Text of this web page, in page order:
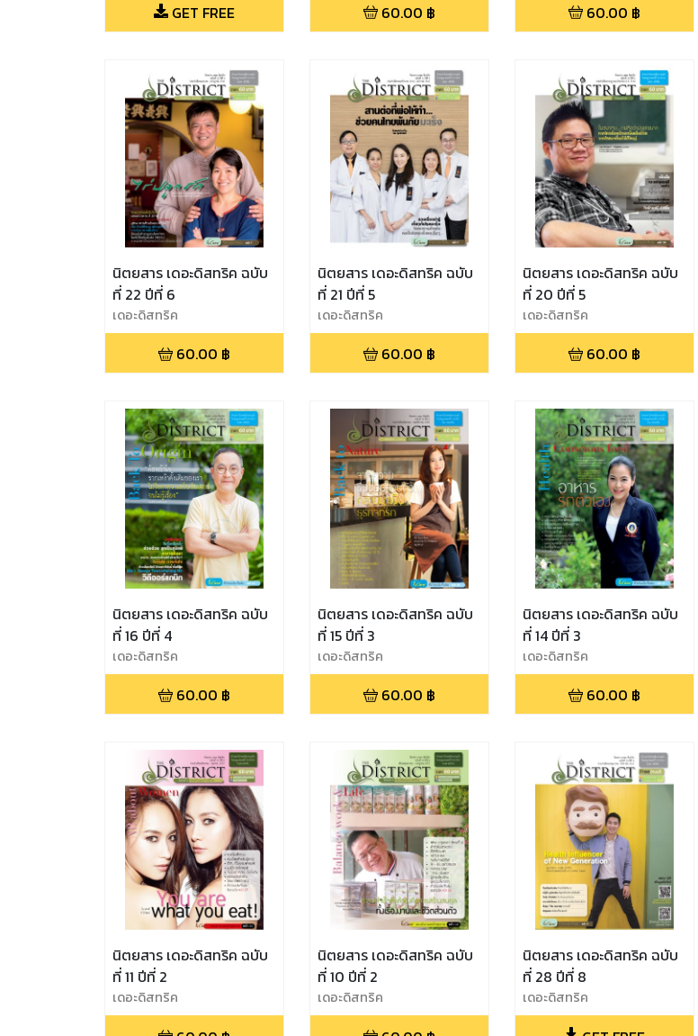
GET FREE 60.00 ฿ 60.00 ฿
นิตยสาร เดอะดิสทริค ฉบับ
ที่ 22 ปีที่ 6
เดอะดิสทริค
60.00 ฿
นิตยสาร เดอะดิสทริค ฉบับ
ที่ 21 ปีที่ 5
เดอะดิสทริค
60.00 ฿
นิตยสาร เดอะดิสทริค ฉบับ
ที่ 20 ปีที่ 5
เดอะดิสทริค
60.00 ฿
นิตยสาร เดอะดิสทริค ฉบับ
ที่ 16 ปีที่ 4
เดอะดิสทริค
60.00 ฿
นิตยสาร เดอะดิสทริค ฉบับ
ที่ 15 ปีที่ 3
เดอะดิสทริค
60.00 ฿
นิตยสาร เดอะดิสทริค ฉบับ
ที่ 14 ปีที่ 3
เดอะดิสทริค
60.00 ฿
นิตยสาร เดอะดิสทริค ฉบับ
ที่ 11 ปีที่ 2
เดอะดิสทริค
นิตยสาร เดอะดิสทริค ฉบับ
ที่ 10 ปีที่ 2
เดอะดิสทริค
นิตยสาร เดอะดิสทริค ฉบับ
ที่ 28 ปีที่ 8
เดอะดิสทริค